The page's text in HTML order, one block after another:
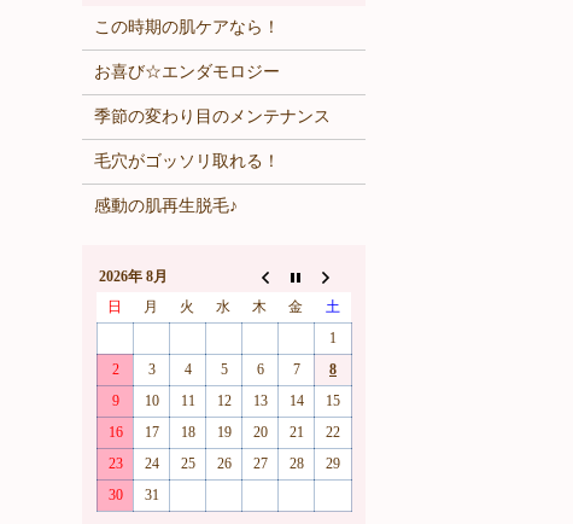
この時期の肌ケアなら！
お喜び☆エンダモロジー
季節の変わり目のメンテナンス
毛穴がゴッソリ取れる！
感動の肌再生脱毛♪
2026年 8月
日
月 火 水 木 金
土
1
2
3 4 5 6 7
8
9
10 11 12 13 14
15
16
17 18 19 20 21
22
23
24 25 26 27 28
29
30
31